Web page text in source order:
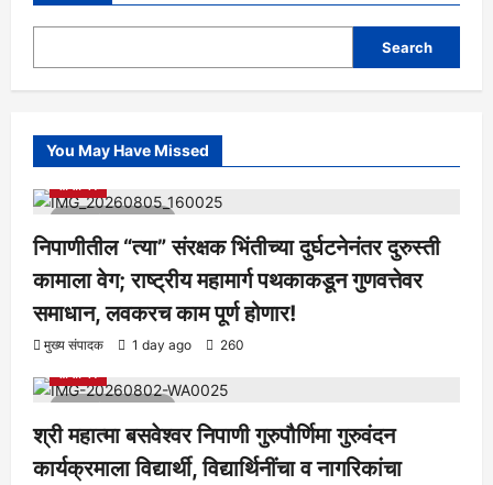
Search
You May Have Missed
1 minute read
आरोग्य क्रीडा ताज्या बातम्या
निपाणीतील “त्या” संरक्षक भिंतीच्या दुर्घटनेनंतर दुरुस्ती
कामाला वेग; राष्ट्रीय महामार्ग पथकाकडून गुणवत्तेवर
समाधान, लवकरच काम पूर्ण होणार!
मुख्य संपादक 1 day ago 260
1 minute read
आरोग्य क्रीडा ताज्या बातम्या निपाणी परिसर
श्री महात्मा बसवेश्वर निपाणी गुरुपौर्णिमा गुरुवंदन
कार्यक्रमाला विद्यार्थी, विद्यार्थिनींचा व नागरिकांचा